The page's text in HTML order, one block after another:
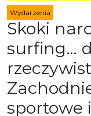
Wydarzenia
Skoki
surfing…
sportowe